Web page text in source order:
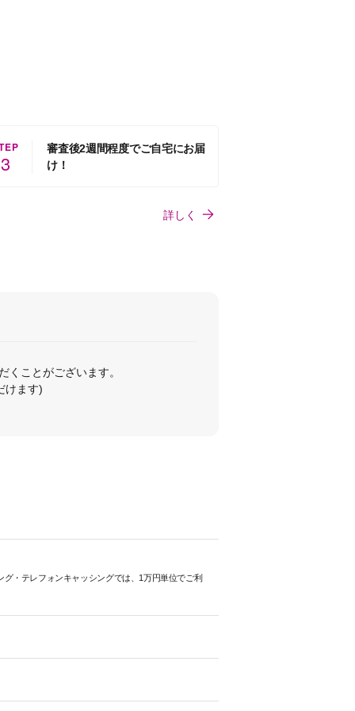
3
審査後2週間程度でご自宅にお届
け！
詳しく
ことがございます。
けます)
・テレフォンキャッシングでは、1万円単位でご利